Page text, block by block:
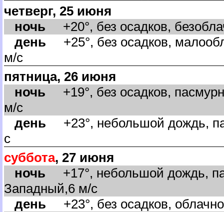
четверг, 25 июня
ночь +20°, без осадков,
день +25°, без осадков,
м/с
пятница, 26 июня
ночь +19°, без осадков,
м/с
день +23°, небольшой дождь,
с
суббота, 27 июня
ночь +17°, небольшой дождь,
Западный,6 м/с
день +23°, без осадков,